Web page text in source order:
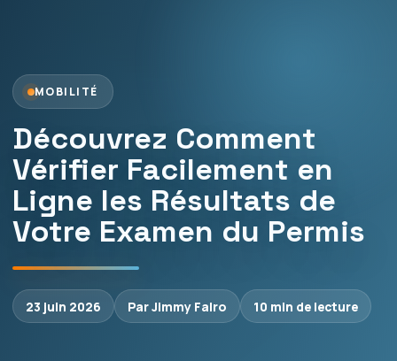
MOBILITÉ
Découvrez Comment
Vérifier Facilement en
Ligne les Résultats de
Votre Examen du Permis
23 juin 2026 Par Jimmy Falro 10 min de lecture